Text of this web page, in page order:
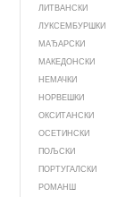
ЛИТВАНСКИ
ЛУКСЕМБУРШКИ
МАЂАРСКИ
МАКЕДОНСКИ
НЕМАЧКИ
НОРВЕШКИ
ОКСИТАНСКИ
ОСЕТИНСКИ
ПОЉСКИ
ПОРТУГАЛСКИ
РОМАНШ